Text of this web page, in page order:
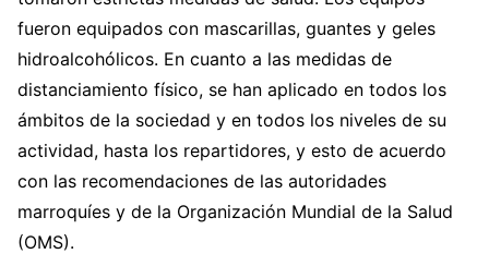
fueron equipados con mascarillas, guantes y geles
hidroalcohólicos. En cuanto a las medidas de
distanciamiento físico, se han aplicado en todos los
ámbitos de la sociedad y en todos los niveles de su
actividad, hasta los repartidores, y esto de acuerdo
con las recomendaciones de las autoridades
marroquíes y de la Organización Mundial de la Salud
(OMS).